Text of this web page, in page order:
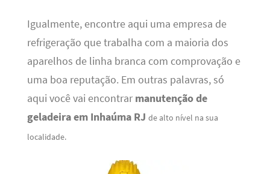
Igualmente, encontre aqui uma empresa de
refrigeração que trabalha com a maioria dos
aparelhos de linha branca com comprovação e
uma boa reputação. Em outras palavras, só
aqui você vai encontrar manutenção de
geladeira em Inhaúma RJ de alto nível na sua
localidade.